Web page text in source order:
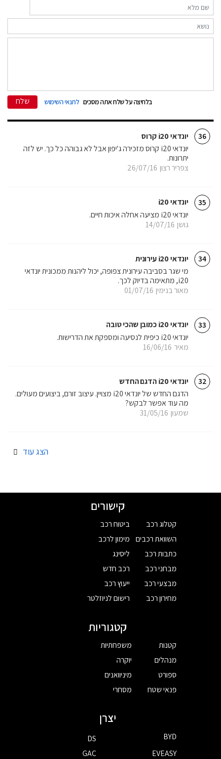
בלחיצה על שלח אתה מסכים לתנאי השימוש שלח
36 יונדאי i20 קרוס
צפריר רצון 26/07/16
יונדאי i20 קרוס מזכירה ג'יפון אבל לא גבוהה כל כך. יש לזה
יתרונות.
35 יונדאי i20
גושן 14/07/16
יונדאי i20 מציעה אחלה איכות חיים.
34 יונדאי i20 עירונית
מאור בנימין 01/07/16
מי שגר בסביבה עירונית צפופה, יכול ליהנות ממכונית יונדאי
i20, מתאימה בדיוק לכך.
33 יונדאי i20 כמובן שהכי טובה
מאיר 16/06/16
יונדאי i20 כיפית לנסיעה ומספקת את הדרישות.
32 יונדאי i20 הדגם החדש
שמעון 31/05/16
הדגם החדש של יונדאי i20 מצויין. עיצוב זורם, ביצועים מעולים.
מה עוד אפשר לבקש?
הצג עוד
קישורים
קטלוג רכב
השוואת רכבים
כתבות רכב
מבחני רכב
מבצעי רכב
מחירון רכב
ביטוח רכב
מימון לרכב
ליסינג
רכב חדש
ייעוץ רכב
רישום לניוזלטר
קטגוריות
קטנות
מנהלים
ספורט
פנאי שטח
משפחתיות
יוקרה
מיניוואנים
מסחרי
יצרן
BYD
DS
EVEASY
GAC